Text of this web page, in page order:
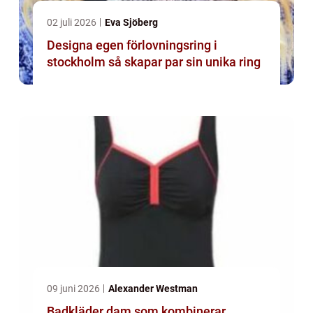
02 juli 2026 Eva Sjöberg
Designa egen förlovningsring i
stockholm så skapar par sin unika ring
09 juni 2026 Alexander Westman